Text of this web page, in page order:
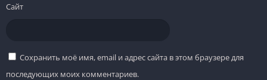
Сайт
Сохранить моё имя, email и адрес сайта в этом браузере для
последующих моих комментариев.